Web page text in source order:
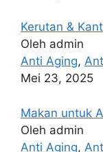
Kerutan &
Oleh admin
Anti Aging,
Mei 23, 2025
Makan untuk
Oleh admin
Anti Aging,